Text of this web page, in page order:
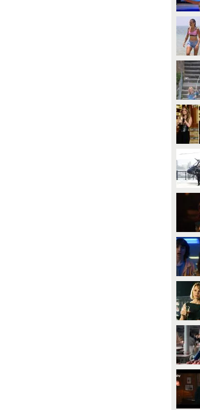
altri. A volte è già dentro di noi".